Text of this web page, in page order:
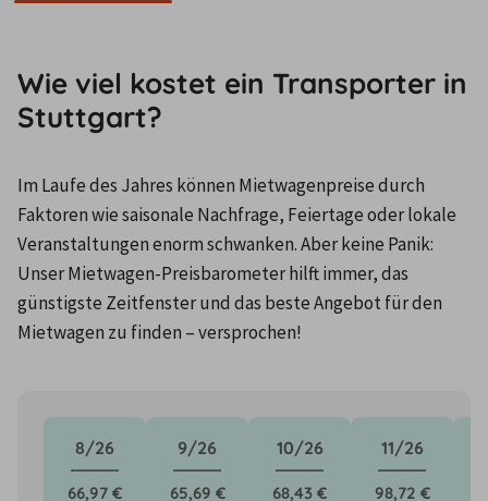
Wie viel kostet ein Transporter in
Stuttgart?
Im Laufe des Jahres können Mietwagenpreise durch
Faktoren wie saisonale Nachfrage, Feiertage oder lokale
Veranstaltungen enorm schwanken. Aber keine Panik:
Unser Mietwagen-Preisbarometer hilft immer, das
günstigste Zeitfenster und das beste Angebot für den
Mietwagen zu finden – versprochen!
8/26
66,97 €
9/26
65,69 €
10/26
68,43 €
11/26
98,72 €